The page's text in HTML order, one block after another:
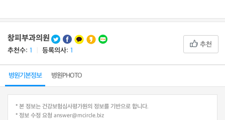
창피부과의원
추천수: 1 등록의사: 1
추천
병원기본정보 병원PHOTO
* 본 정보는 건강보험심사평가원의 정보를 기반으로 합니다.
* 정보 수정 요청 answer@mcircle.biz